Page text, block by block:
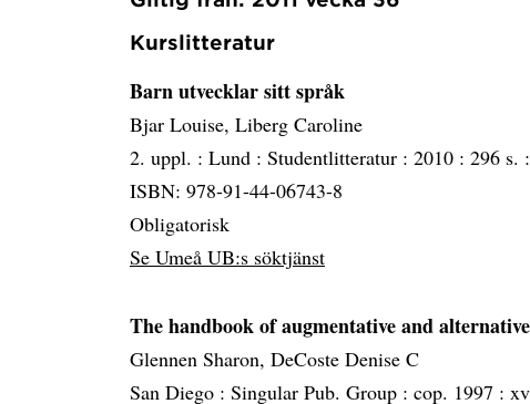
Kurslitteratur
Barn utvecklar sitt språk
Bjar Louise, Liberg Caroline
2. uppl. : Lund : Studentlitteratur : 2010 : 296 s. :
ISBN: 978-91-44-06743-8
Obligatorisk
Se Umeå UB:s söktjänst
The handbook of augmentative and
Glennen Sharon, DeCoste Denise C
San Diego : Singular Pub. Group : cop. 1997 :